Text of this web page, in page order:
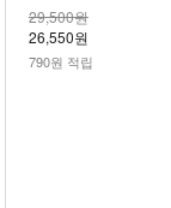
29,500원
26,550원
790원 적립